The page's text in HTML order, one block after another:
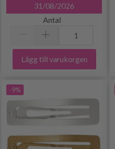
31/08/2026
Antal
Lägg till varukorgen
-9%